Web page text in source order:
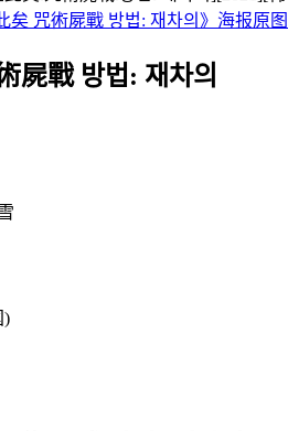
矣 咒術屍戰 방법: 재차의》海报原图
屍戰 방법: 재차의
)